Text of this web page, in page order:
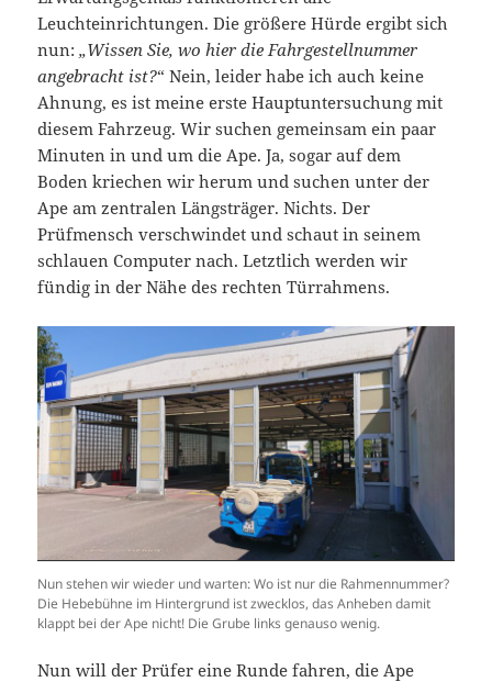
Leuchteinrichtungen. Die größere Hürde ergibt sich
nun:„Wissen Sie, wo hier die Fahrgestellnummer
angebracht ist?“ Nein, leider habe ich auch keine
Ahnung, es ist meine erste Hauptuntersuchung mit
diesem Fahrzeug. Wir suchen gemeinsam ein paar
Minuten in und um die Ape. Ja, sogar auf dem
Boden kriechen wir herum und suchen unter der
Ape am zentralen Längsträger. Nichts. Der
Prüfmensch verschwindet und schaut in seinem
schlauen Computer nach. Letztlich werden wir
fündig in der Nähe des rechten Türrahmens.
Nun stehen wir wieder und warten: Wo ist nur die Rahmennummer?
Die Hebebühne im Hintergrund ist zwecklos, das Anheben damit
klappt bei der Ape nicht! Die Grube links genauso wenig.
Nun will der Prüfer eine Runde fahren, die Ape